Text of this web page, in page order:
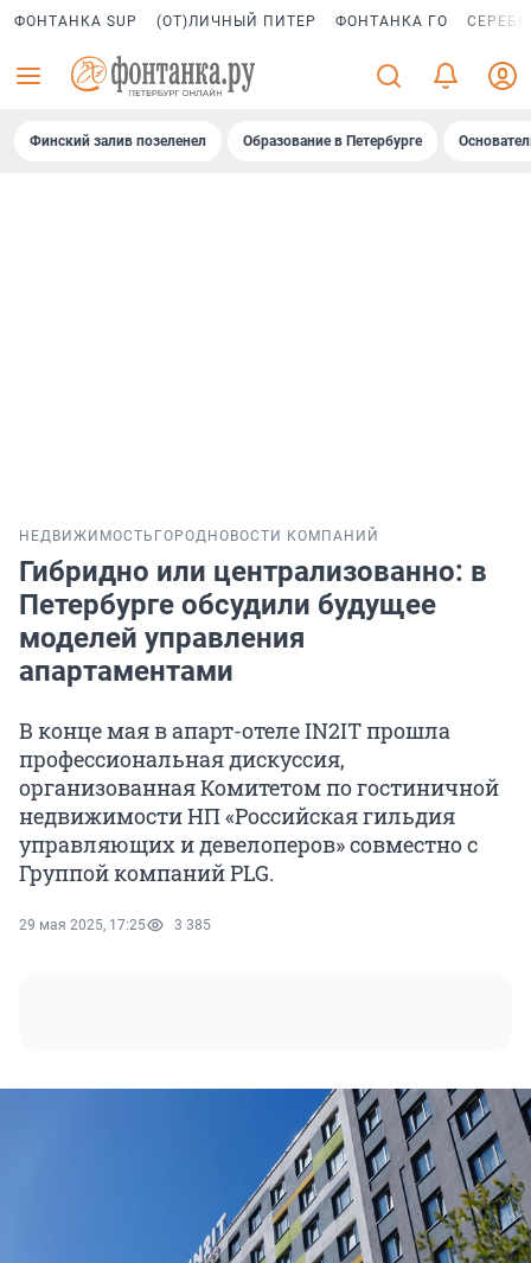
ФОНТАНКА SUP (ОТ)ЛИЧНЫЙ ПИТЕР ФОНТАНКА ГО
Финский залив позеленел Образование в Петербурге
НЕДВИЖИМОСТЬ ГОРОД НОВОСТИ КОМПАНИЙ
Гибридно или централизованно: в
Петербурге обсудили будущее
моделей управления
апартаментами
В конце мая в апарт-отеле IN2IT прошла
профессиональная дискуссия,
организованная Комитетом по гостиничной
недвижимости НП «Российская гильдия
управляющих и девелоперов» совместно с
Группой компаний PLG.
29 мая 2025, 17:25 3 385